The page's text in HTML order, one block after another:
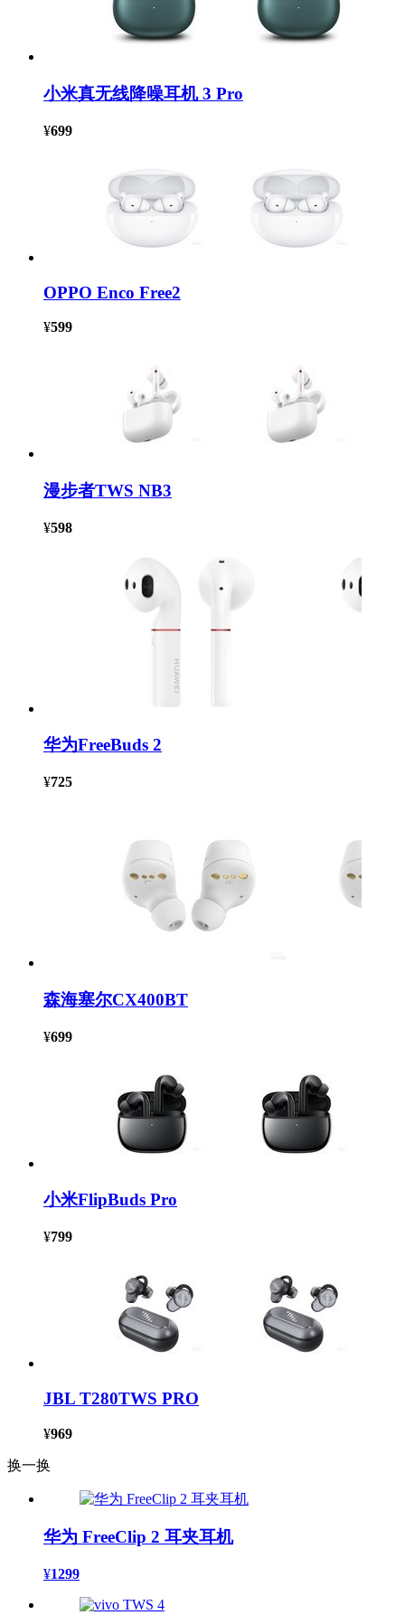
小米真无线降噪耳机 3 Pro
¥699
OPPO Enco Free2
¥599
漫步者TWS NB3
¥598
华为FreeBuds 2
¥725
森海塞尔CX400BT
¥699
小米FlipBuds Pro
¥799
JBL T280TWS PRO
¥969
换一换
华为 FreeClip 2 耳夹耳机
¥1299